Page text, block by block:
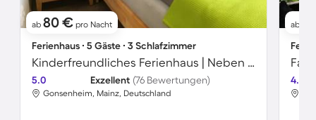
ab 80 € pro Nacht
Ferienhaus ∙ 5 Gäste ∙ 3 Schlafzimmer
Kinderfreundliches Ferienhaus | Neben dem Strand | Hunde erlaubt
5.0 Exzellent (76 Bewertungen)
Gonsenheim, Mainz, Deutschland
ab
4.8